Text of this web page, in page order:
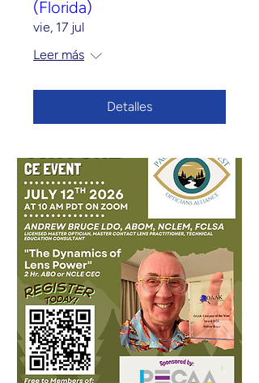
(Florida)
vie, 17 jul
Leer más
Detalles